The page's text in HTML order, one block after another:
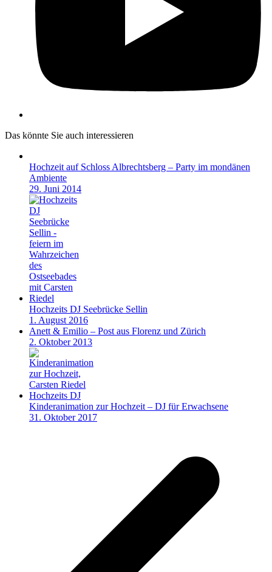
Das könnte Sie auch interessieren
Hochzeit auf Schloss Albrechtsberg – Party im mondänen
Ambiente
29. Juni 2014
Hochzeits DJ Seebrücke Sellin
1. August 2016
Anett & Emilio – Post aus Florenz und Zürich
2. Oktober 2013
Kinderanimation zur Hochzeit – DJ für Erwachsene
31. Oktober 2017